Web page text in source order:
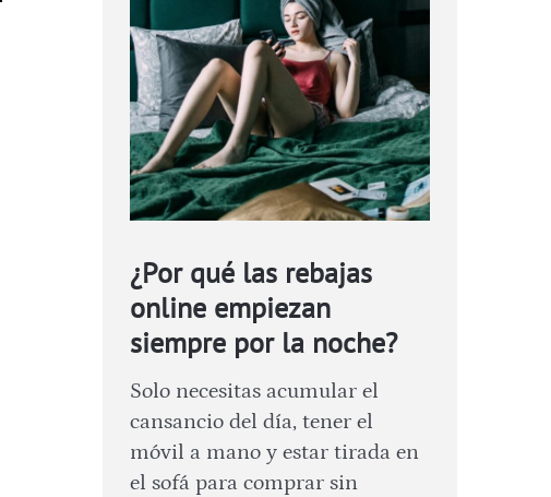
¿Por qué las rebajas
online empiezan
siempre por la noche?
Solo necesitas acumular el
cansancio del día, tener el
móvil a mano y estar tirada en
el sofá para comprar sin